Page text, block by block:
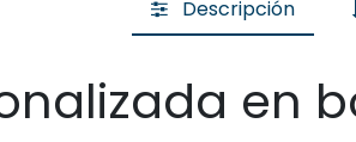
Descripción
en